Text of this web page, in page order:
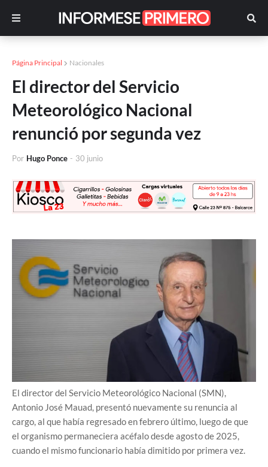
Página Principal Nacionales
El director del Servicio
Meteorológico Nacional
renunció por segunda vez
Por Hugo Ponce - 30 junio
El director del Servicio Meteorológico Nacional (SMN),
Antonio José Mauad, presentó nuevamente su renuncia al
cargo, al que había regresado en febrero último, luego de que
el organismo permaneciera acéfalo desde agosto de 2025,
cuando el mismo funcionario había dimitido por primera vez.